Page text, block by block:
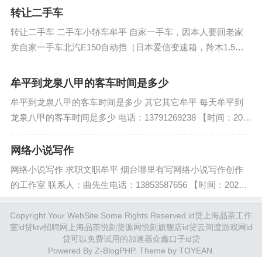
0...
转让二手车
转让二手车 二手车小轿车牟平 自家一手车，因本人要回老家
卖自家一手车北汽E150自动挡（日本爱信变速箱，羚木1.5自
动折叠）行驶里程3...
牟平到龙泉八甲的客车时间是多少
牟平到龙泉八甲的客车时间是多少 其它其它牟平 每天牟平到
龙泉八甲的客车时间是多少 电话：13791269238 【时间：202
网络小说写作
网络小说写作 求职文职牟平 烟台哪里有写网络小说写作创作
的工作室 联系人：曲先生电话：13853587656 【时间：2020
Copyright Your WebSite.Some Rights Reserved. id贷 上海品茶工作
室id贷ktv招聘网 上海品茶悦刻货源网悦刻旗舰店id贷云间渡游戏网id
贷可以免费试用的加速器众鑫口子id贷
Powered By Z-BlogPHP. Theme by TOYEAN